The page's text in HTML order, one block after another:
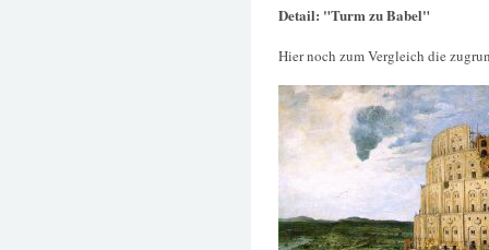
Detail: "Turm zu Babel"
Hier noch zum Vergleich die